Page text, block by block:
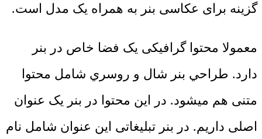
گزینه برای عکاسی بنر به همراه یک مدل است.
معمولا محتوا گرافیکی یک فضا خاص در بنر
دارد. طراحي بنر شال و روسري شامل محتوا
متنی هم میشود. در این محتوا در بنر یک عنوان
اصلی داریم. در بنر تبلیغاتی این عنوان شامل نام